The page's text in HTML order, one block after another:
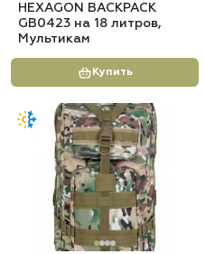
HEXAGON BACKPACK
GB0423 на 18 литров,
Мультикам
Купить